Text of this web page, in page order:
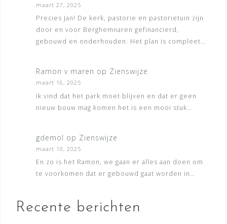
maart 27, 2025
Precies Jan! De kerk, pastorie en pastorietuin zijn
door en voor Berghemnaren gefinancierd,
gebouwd en onderhouden. Het plan is compleet…
Ramon v maren op Zienswijze
maart 16, 2025
Ik vind dat het park moet blijven en dat er geen
nieuw bouw mag komen het is een mooi stuk…
gdemol op Zienswijze
maart 10, 2025
En zo is het Ramon, we gaan er alles aan doen om
te voorkomen dat er gebouwd gaat worden in…
Recente berichten